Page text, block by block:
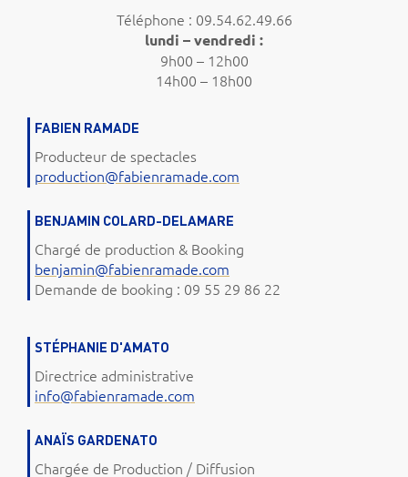
Téléphone : 09.54.62.49.66
lundi – vendredi :
9h00 – 12h00
14h00 – 18h00
FABIEN RAMADE
Producteur de spectacles
production@fabienramade.com
BENJAMIN COLARD-DELAMARE
Chargé de production & Booking
benjamin@fabienramade.com
Demande de booking : 09 55 29 86 22
STÉPHANIE D'AMATO
Directrice administrative
info@fabienramade.com
ANAÏS GARDENATO
Chargée de Production / Diffusion